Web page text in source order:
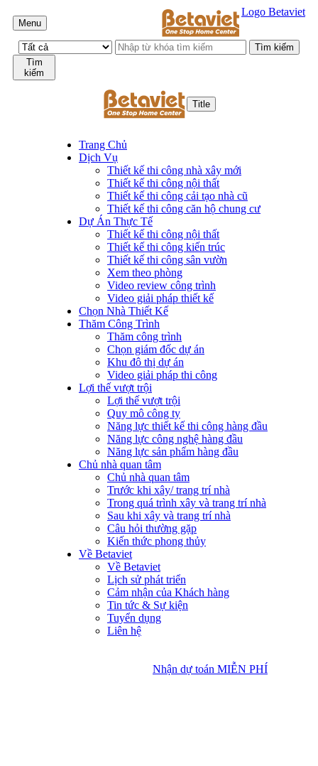
Menu
Logo Betaviet
Tìm
kiếm
Title
Trang Chủ
Dịch Vụ
Thiết kế thi công nhà xây mới
Thiết kế thi công nội thất
Thiết kế thi công cải tạo nhà cũ
Thiết kế thi công căn hộ chung cư
Dự Án Thực Tế
Thiết kế thi công nội thất
Thiết kế thi công kiến trúc
Thiết kế thi công sân vườn
Xem theo phòng
Video review công trình
Video giải pháp thiết kế
Chọn Nhà Thiết Kế
Thăm Công Trình
Thăm công trình
Chọn giám đốc dự án
Khu đô thị dự án
Video giải pháp thi công
Lợi thế vượt trội
Lợi thế vượt trội
Quy mô công ty
Năng lực thiết kế thi công hàng đầu
Năng lực công nghệ hàng đầu
Năng lực sản phẩm hàng đầu
Chủ nhà quan tâm
Chủ nhà quan tâm
Trước khi xây/ trang trí nhà
Trong quá trình xây và trang trí nhà
Sau khi xây và trang trí nhà
Câu hỏi thường gặp
Kiến thức phong thủy
Về Betaviet
Về Betaviet
Lịch sử phát triển
Cảm nhận của Khách hàng
Tin tức & Sự kiện
Tuyển dụng
Liên hệ
Nhận dự toán MIỄN PHÍ